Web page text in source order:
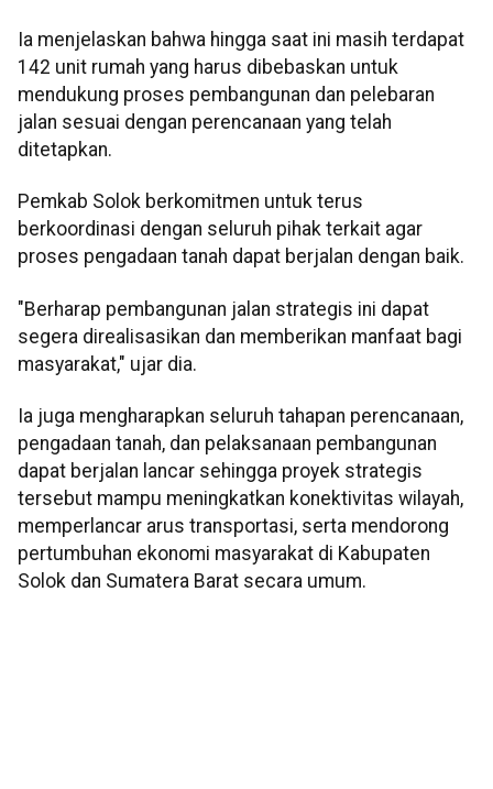
Ia menjelaskan bahwa hingga saat ini masih terdapat
142 unit rumah yang harus dibebaskan untuk
mendukung proses pembangunan dan pelebaran
jalan sesuai dengan perencanaan yang telah
ditetapkan.
Pemkab Solok berkomitmen untuk terus
berkoordinasi dengan seluruh pihak terkait agar
proses pengadaan tanah dapat berjalan dengan baik.
"Berharap pembangunan jalan strategis ini dapat
segera direalisasikan dan memberikan manfaat bagi
masyarakat," ujar dia.
Ia juga mengharapkan seluruh tahapan perencanaan,
pengadaan tanah, dan pelaksanaan pembangunan
dapat berjalan lancar sehingga proyek strategis
tersebut mampu meningkatkan konektivitas wilayah,
memperlancar arus transportasi, serta mendorong
pertumbuhan ekonomi masyarakat di Kabupaten
Solok dan Sumatera Barat secara umum.